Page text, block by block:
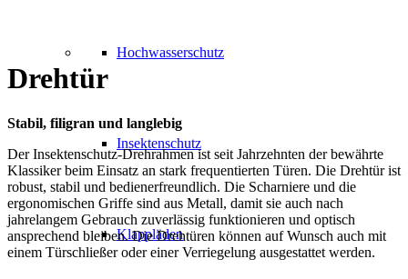
Hochwasserschutz
Insektenschutz
Klappläden
Drehtür
Stabil, filigran und langlebig
Der Insektenschutz-Drehrahmen ist seit Jahrzehnten der bewährte
Klassiker beim Einsatz an stark frequentierten Türen. Die Drehtür ist
robust, stabil und bedienerfreundlich. Die Scharniere und die
ergonomischen Griffe sind aus Metall, damit sie auch nach
jahrelangem Gebrauch zuverlässig funktionieren und optisch
ansprechend bleiben. Die Drehtüren können auf Wunsch auch mit
einem Türschließer oder einer Verriegelung ausgestattet werden.